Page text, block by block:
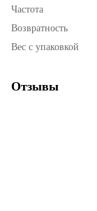
Частота
Возвратность
Вес с упаковкой
Отзывы